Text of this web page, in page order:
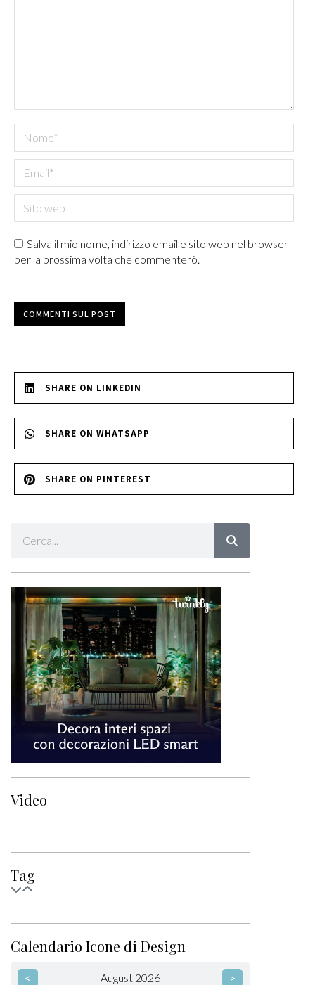
Nome *
Email *
Sito web
Salva il mio nome, indirizzo email e sito web nel browser
per la prossima volta che commenterò.
COMMENTI SUL POST
SHARE ON LINKEDIN
SHARE ON WHATSAPP
SHARE ON PINTEREST
Video
Tag
Calendario Icone di Design
< August 2026 >